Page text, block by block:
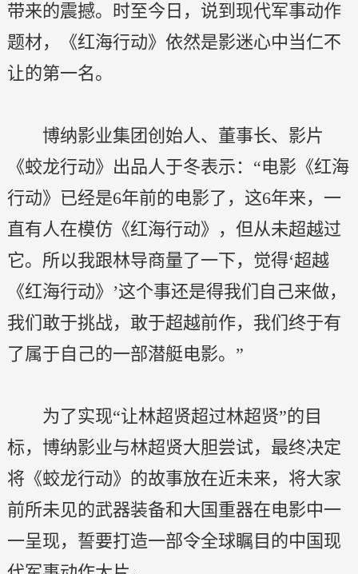
带来的震撼。时至今日，说到现代军事动作
题材，《红海行动》依然是影迷心中当仁不
让的第一名。
博纳影业集团创始人、董事长、影片
《蛟龙行动》出品人于冬表示：“电影《红海
行动》已经是6年前的电影了，这6年来，一
直有人在模仿《红海行动》，但从未超越过
它。所以我跟林导商量了一下，觉得‘超越
《红海行动》’这个事还是得我们自己来做，
我们敢于挑战，敢于超越前作，我们终于有
了属于自己的一部潜艇电影。”
为了实现“让林超贤超过林超贤”的目
标，博纳影业与林超贤大胆尝试，最终决定
将《蛟龙行动》的故事放在近未来，将大家
前所未见的武器装备和大国重器在电影中一
一呈现，誓要打造一部令全球瞩目的中国现